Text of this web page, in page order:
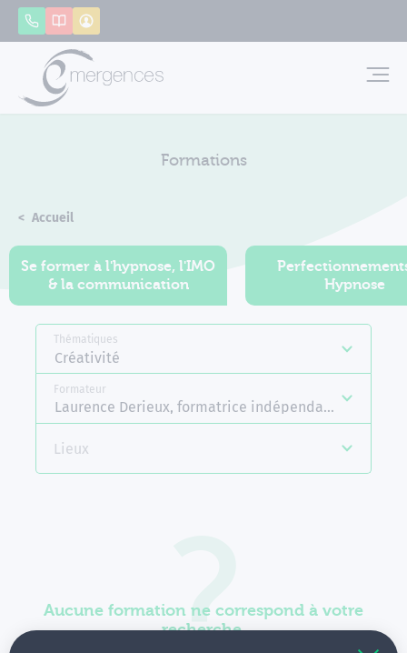
AppelerCatalogue
Formations
Accueil
Se former à l'hypnose, l'IMO
& la communication
Hypnose
Thématiques
Créativité
Formateur
Laurence Derieux, formatrice indépendante
Lieux
Aucune formation ne correspond à votre
recherche.
Panneau de gestion des cookies